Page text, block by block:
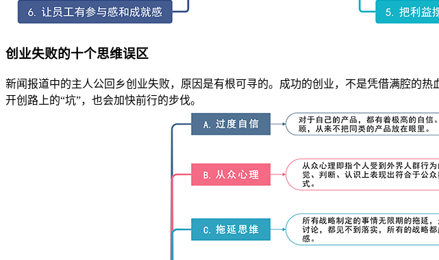
创业失败的十个思维误区
新闻报道中的主人公回乡创业失败，原因是有根可寻的。成功的创业，不是凭借满腔的
开创路上的“坑”，也会加快前行的步伐。